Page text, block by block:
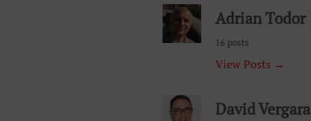
Adrian Todor
16 posts
View Posts →
David Vergara